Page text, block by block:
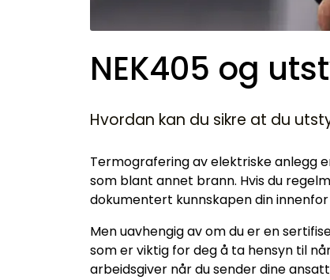
NEK405 og
Hvordan kan du sikre at du
Termografering av elektriske anlegg
som blant annet brann. Hvis du
dokumentert kunnskapen din
Men uavhengig av om du er en
som er viktig for deg å ta hensyn til
arbeidsgiver når du sender dine